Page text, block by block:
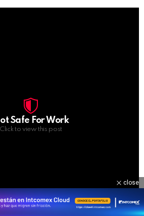
Safe For Work
Click to view this post
close